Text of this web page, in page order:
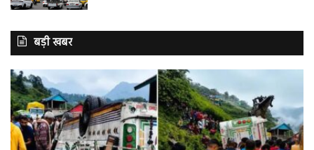
बड़ी खबर